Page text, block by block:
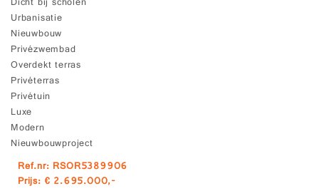
Urbanisatie
Nieuwbouw
Privézwembad
Overdekt terras
Privéterras
Privétuin
Luxe
Modern
Nieuwbouwproject
Ref.nr: RSOR5389906
Prijs: € 2.695.000,-